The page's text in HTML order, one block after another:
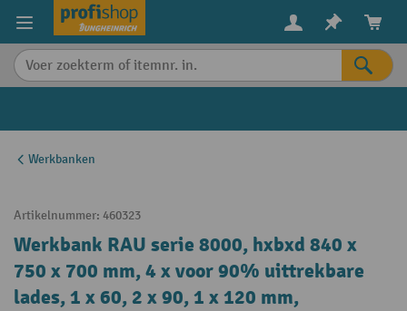
content
Werkbanken
Artikelnummer: 460323
Werkbank RAU serie 8000, hxbxd 840 x
750 x 700 mm, 4 x voor 90% uittrekbare
lades, 1 x 60, 2 x 90, 1 x 120 mm,